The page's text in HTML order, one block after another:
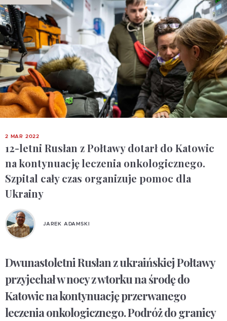
2 MAR 2022
12-letni Rusłan z Połtawy dotarł do Katowic
na kontynuację leczenia onkologicznego.
Szpital cały czas organizuje pomoc dla
Ukrainy
JAREK ADAMSKI
Dwunastoletni Rusłan z ukraińskiej Połtawy
przyjechał w nocy z wtorku na środę do
Katowic na kontynuację przerwanego
leczenia onkologicznego. Podróż do granicy